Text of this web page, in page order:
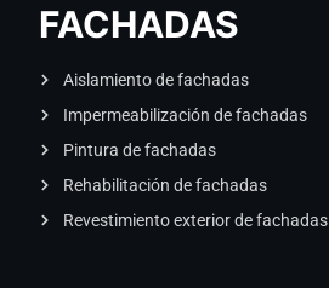
FACHADAS
Aislamiento de fachadas
Impermeabilización de fachadas
Pintura de fachadas
Rehabilitación de fachadas
Revestimiento exterior de fachadas